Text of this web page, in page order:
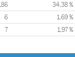
34,38 %
6 1,69 %
7 1,97 %